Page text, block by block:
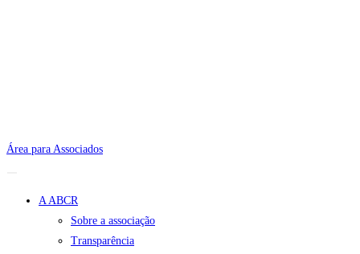
Área para Associados
A ABCR
Sobre a associação
Transparência